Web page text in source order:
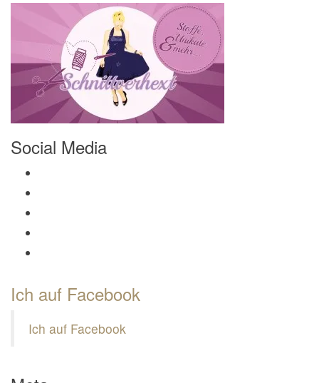
Social Media
Ich auf Facebook
Ich auf Facebook